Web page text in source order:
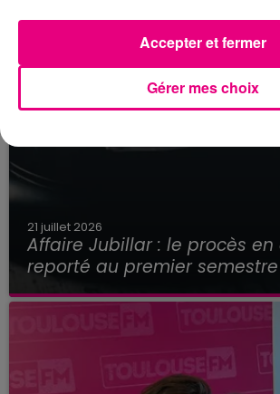
21 juillet 2026
Affaire Jubillar : le procès
reporté au premier semestre
Gérer mes choix
Accepter et fermer